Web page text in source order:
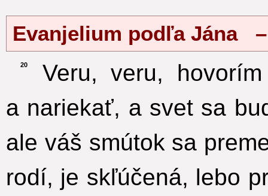
Evanjelium podľa Jána
20
Veru, veru,
a nariekať, a svet sa
ale váš smútok sa
rodí, je skľúčená, lebo